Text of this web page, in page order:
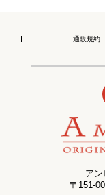
通販規約
ア
〒151-